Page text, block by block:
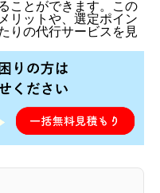
ことができます。この
リットや、選定ポイン
りの代行サービスを見